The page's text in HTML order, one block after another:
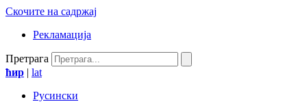
Скочите на садржај
Рекламација
Претрага
ћир | lat
Русински